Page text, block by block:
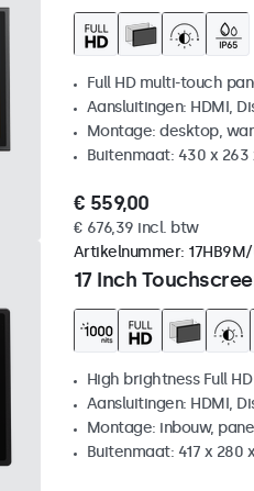
Full HD multi-touch
Aansluitingen: HDMI,
Montage: desktop,
Buitenmaat: 430 x 263
€ 559,00
€ 676,39 incl. btw
17 Inch
Artikelnummer: 17HB9M/
High brightness Full
Aansluitingen: HDMI,
Montage: inbouw,
Buitenmaat: 417 x 280